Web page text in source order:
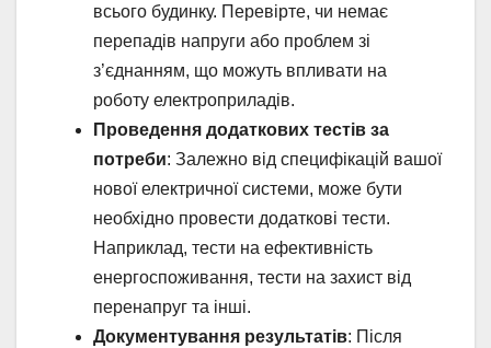
всього будинку. Перевірте, чи немає
перепадів напруги або проблем зі
з’єднанням, що можуть впливати на
роботу електроприладів.
Проведення додаткових тестів за
потреби: Залежно від специфікацій вашої
нової електричної системи, може бути
необхідно провести додаткові тести.
Наприклад, тести на ефективність
енергоспоживання, тести на захист від
перенапруг та інші.
Документування результатів: Після